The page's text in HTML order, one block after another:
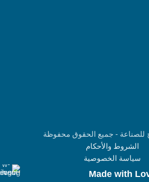
الشروط والأحكام
سياسة الخصوصية
Made with